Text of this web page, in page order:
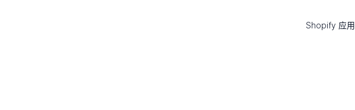
Shopify 应用